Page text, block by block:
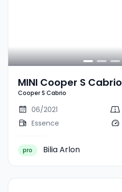
MINI Cooper S Cabrio
Cooper S Cabrio
Cooper S Cabrio
06/2021
Essence
pro Bilia Arlon